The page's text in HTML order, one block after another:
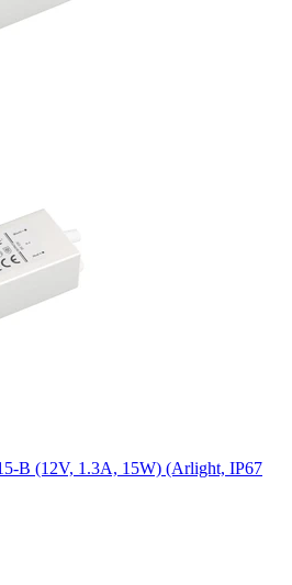
B (12V, 1.3A, 15W) (Arlight, IP67